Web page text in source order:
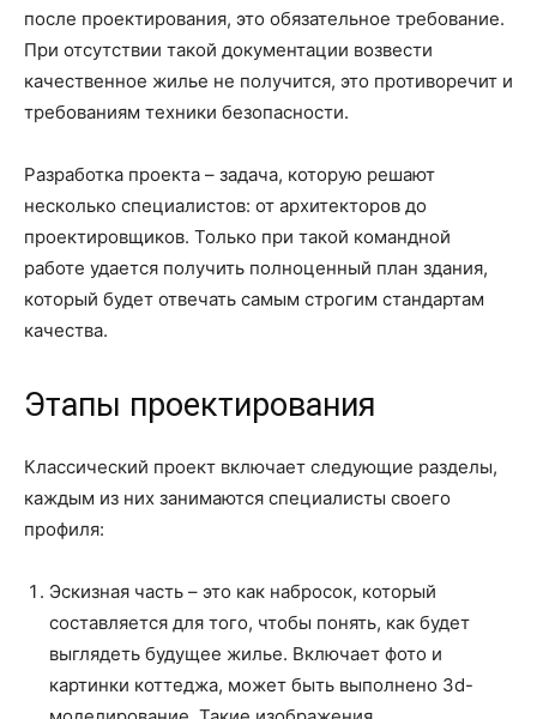
после проектирования, это обязательное требование.
При отсутствии такой документации возвести
качественное жилье не получится, это противоречит и
требованиям техники безопасности.
Разработка проекта – задача, которую решают
несколько специалистов: от архитекторов до
проектировщиков. Только при такой командной
работе удается получить полноценный план здания,
который будет отвечать самым строгим стандартам
качества.
Этапы проектирования
Классический проект включает следующие разделы,
каждым из них занимаются специалисты своего
профиля:
Эскизная часть – это как набросок, который
составляется для того, чтобы понять, как будет
выглядеть будущее жилье. Включает фото и
картинки коттеджа, может быть выполнено 3d-